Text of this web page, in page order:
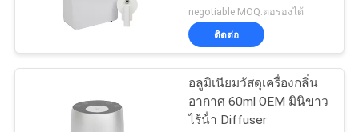
800-1200m3
negotiable MOQ:ต่อรองได้
ติดต่อ
อลูมิเนียมวัสดุเครื่องกลิ่น
อากาศ 60ml OEM มินิขาว
ไร้น้ํา Diffuser